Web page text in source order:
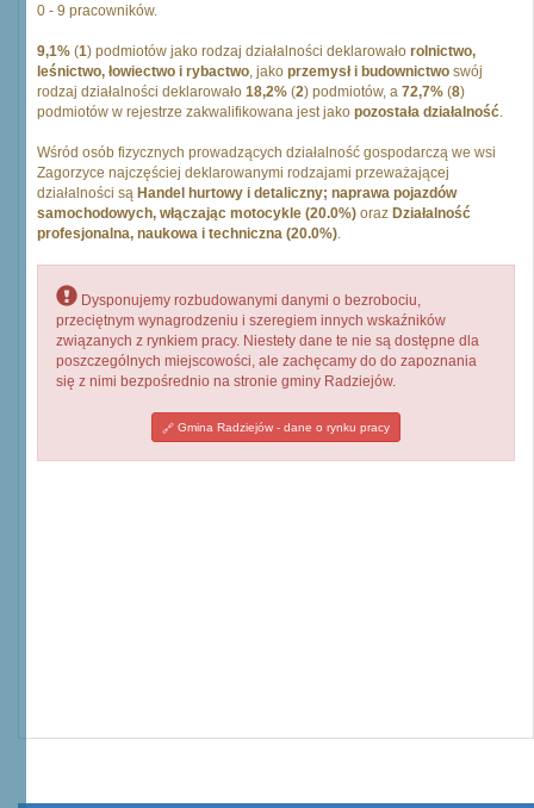
0 - 9 pracowników.
9,1% (1) podmiotów jako rodzaj działalności deklarowało rolnictwo,
leśnictwo, łowiectwo i rybactwo, jako przemysł i budownictwo swój
rodzaj działalności deklarowało 18,2% (2) podmiotów, a 72,7% (8)
podmiotów w rejestrze zakwalifikowana jest jako pozostała działalność.
Wśród osób fizycznych prowadzących działalność gospodarczą we wsi
Zagorzyce najczęściej deklarowanymi rodzajami przeważającej
działalności są Handel hurtowy i detaliczny; naprawa pojazdów
samochodowych, włączając motocykle (20.0%) oraz Działalność
profesjonalna, naukowa i techniczna (20.0%).
Dysponujemy rozbudowanymi danymi o bezrobociu,
przeciętnym wynagrodzeniu i szeregiem innych wskaźników
związanych z rynkiem pracy. Niestety dane te nie są dostępne dla
poszczególnych miejscowości, ale zachęcamy do do zapoznania
się z nimi bezpośrednio na stronie gminy Radziejów.
Gmina Radziejów - dane o rynku pracy